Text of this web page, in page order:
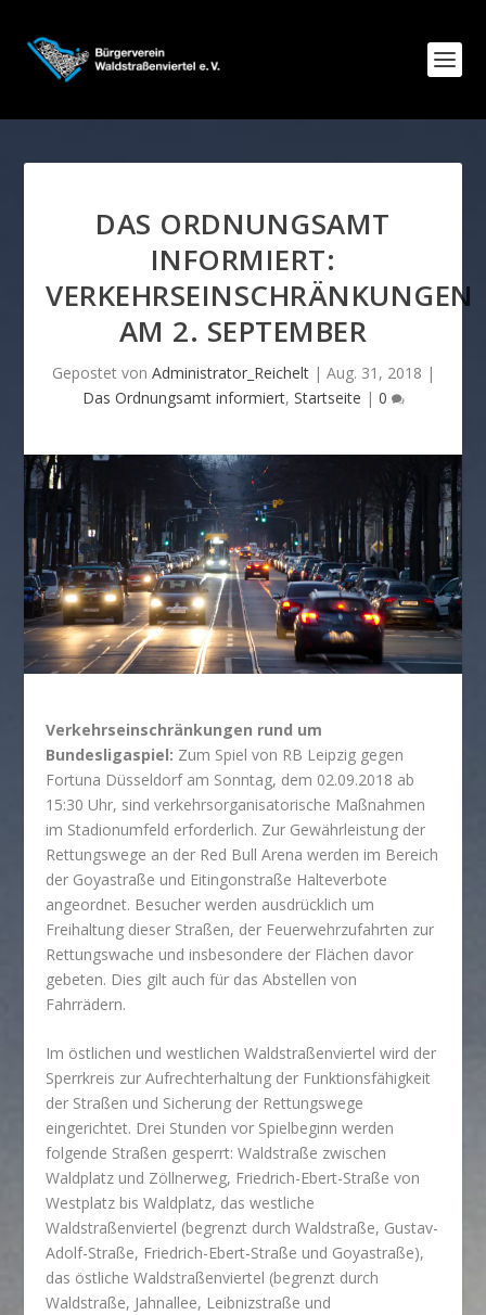
DAS ORDNUNGSAMT
INFORMIERT:
VERKEHRSEINSCHRÄNKUNGEN
AM 2. SEPTEMBER
Gepostet von Administrator_Reichelt| Aug. 31, 2018 |
Das Ordnungsamt informiert, Startseite | 0
Verkehrseinschränkungen rund um
Bundesligaspiel: Zum Spiel von RB Leipzig gegen
Fortuna Düsseldorf am Sonntag, dem 02.09.2018 ab
15:30 Uhr, sind verkehrsorganisatorische Maßnahmen
im Stadionumfeld erforderlich. Zur Gewährleistung der
Rettungswege an der Red Bull Arena werden im Bereich
der Goyastraße und Eitingonstraße Halteverbote
angeordnet. Besucher werden ausdrücklich um
Freihaltung dieser Straßen, der Feuerwehrzufahrten zur
Rettungswache und insbesondere der Flächen davor
gebeten. Dies gilt auch für das Abstellen von
Fahrrädern.
Im östlichen und westlichen Waldstraßenviertel wird der
Sperrkreis zur Aufrechterhaltung der Funktionsfähigkeit
der Straßen und Sicherung der Rettungswege
eingerichtet. Drei Stunden vor Spielbeginn werden
folgende Straßen gesperrt: Waldstraße zwischen
Waldplatz und Zöllnerweg, Friedrich-Ebert-Straße von
Westplatz bis Waldplatz, das westliche
Waldstraßenviertel (begrenzt durch Waldstraße, Gustav-
Adolf-Straße, Friedrich-Ebert-Straße und Goyastraße),
das östliche Waldstraßenviertel (begrenzt durch
Waldstraße, Jahnallee, Leibnizstraße und